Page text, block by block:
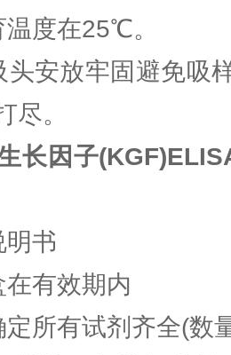
温度在25℃。
头安放牢固避免吸
尽。
长因子
明书
有效期内
所有试剂齐全(数